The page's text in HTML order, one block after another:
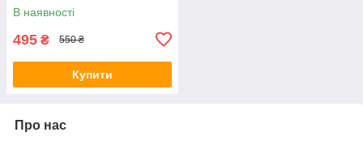
В наявності
495 ₴ 550 ₴
Купити
Про нас